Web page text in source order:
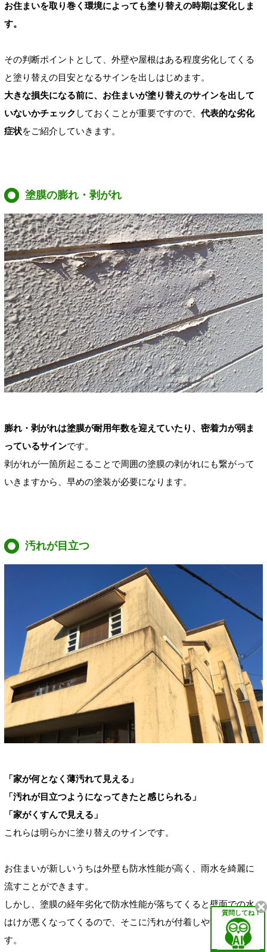
お住まいを取り巻く環境によっても塗り替えの時期は変化しま
す。
その判断ポイントとして、外壁や屋根はある程度劣化してくる
と塗り替えの目安となるサインを出しはじめます。
大きな損失になる前に、お住まいが塗り替えのサインを出して
いないかチェック しておくことが重要ですので、 代表的な劣化
症状をご紹介していきます。
塗膜の膨れ・剥がれ
膨れ・剥がれは塗膜が耐用年数を迎えていたり、密着力が弱ま
っているサインです。
剥がれが一箇所起こることで周囲の塗膜の剥がれにも繋がって
いきますから、早めの塗装が必要になります。
汚れが目立つ
「家が何となく薄汚れて見える」
「汚れが目立つようになってきたと感じられる」
「家がくすんで見える」
これらは明らかに塗り替えのサインです。
お住まいが新しいうちは外壁も防水性能が高く、雨水を綺麗に
流すことができます。
しかし、塗膜の経年劣化で防水性能が落ちてくると壁面での水
はけが悪くなってくるので、そこに汚れが付着しやすくなりま
す。
質問してね！